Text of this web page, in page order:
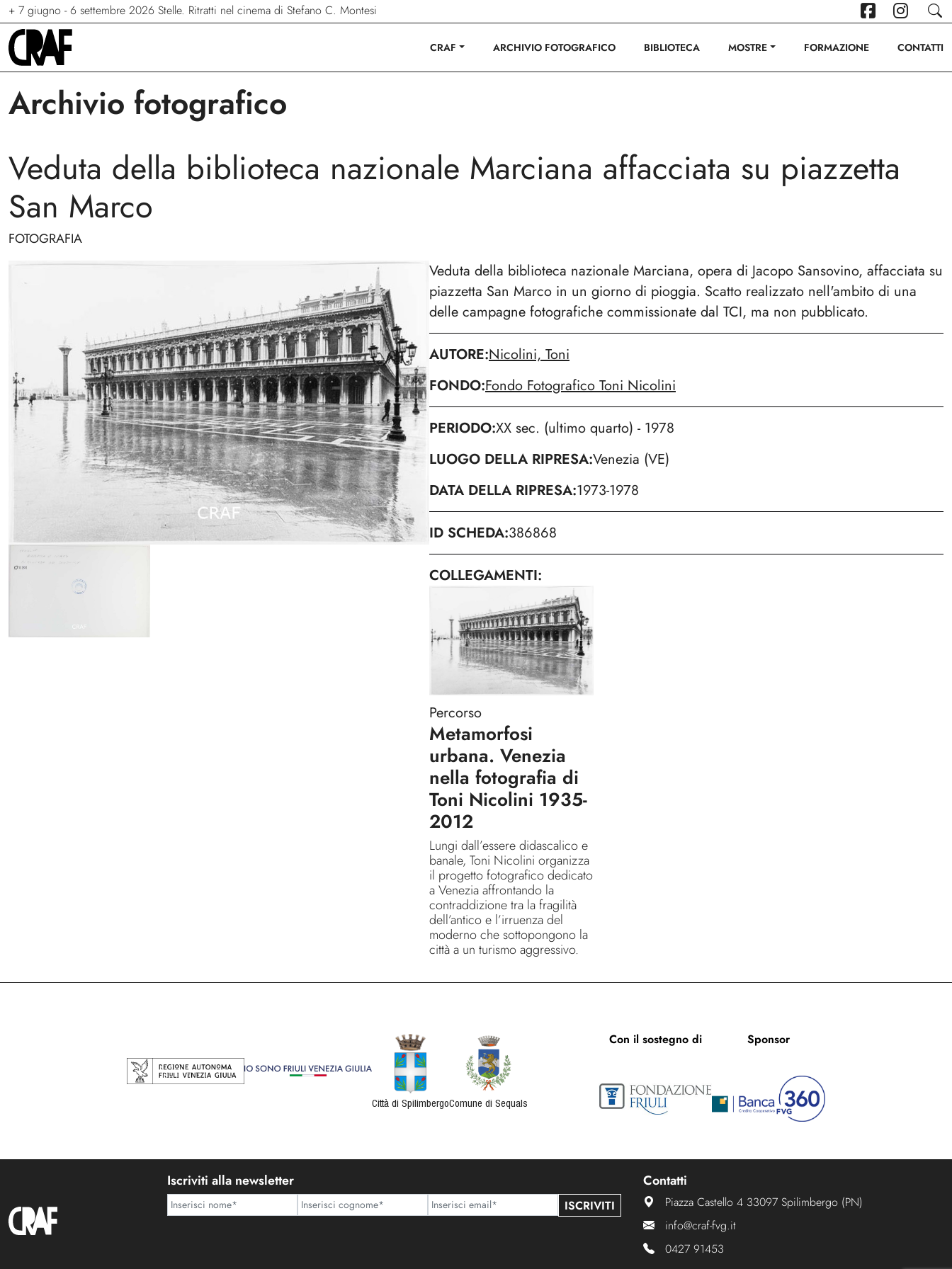
+ 7 giugno - 6 settembre 2026 Stelle. Ritratti nel cinema di Stefano C. Montesi
+ 23 maggio - 13 settembre 2026 Terraferma
+ 24/04/2026 - 27/09/2026 Via per le strade
CRAF ARCHIVIO FOTOGRAFICO BIBLIOTECA MOSTRE FORMAZIONE CONTATTI
Archivio fotografico
Veduta della biblioteca nazionale Marciana affacciata su piazzetta
San Marco
FOTOGRAFIA
Veduta della biblioteca nazionale Marciana, opera di Jacopo Sansovino, affacciata su
piazzetta San Marco in un giorno di pioggia. Scatto realizzato nell'ambito di una
delle campagne fotografiche commissionate dal TCI, ma non pubblicato.
AUTORE Nicolini, Toni
FONDO Fondo Fotografico Toni Nicolini
PERIODO XX sec. (ultimo quarto) - 1978
LUOGO DELLA RIPRESA Venezia (VE)
DATA DELLA RIPRESA 1973-1978
ID SCHEDA 386868
COLLEGAMENTI
Percorso
Metamorfosi
urbana. Venezia
nella fotografia di
Toni Nicolini 1935-
2012
Lungi dall’essere didascalico e
banale, Toni Nicolini organizza
il progetto fotografico dedicato
a Venezia affrontando la
contraddizione tra la fragilità
dell’antico e l’irruenza del
moderno che sottopongono la
città a un turismo aggressivo.
Città di SpilimbergoComune di Sequals
Con il sostegno di Sponsor
Contatti
Piazza Castello 4 33097 Spilimbergo (PN)
info@craf-fvg.it
0427 91453
Iscriviti alla newsletter
ISCRIVITI